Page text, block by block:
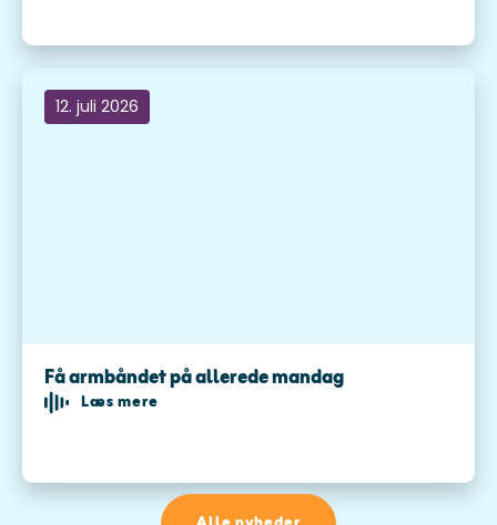
12. juli 2026
Få armbåndet på allerede mandag
Læs mere